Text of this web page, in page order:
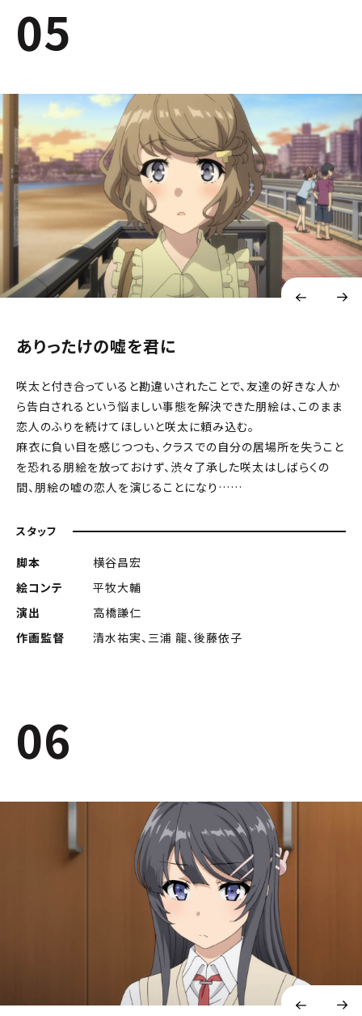
05
ありったけの嘘を君に
咲太と付き合っていると勘違いされたことで、友達の好きな人か
ら告白されるという悩ましい事態を解決できた朋絵は、このまま
恋人のふりを続けてほしいと咲太に頼み込む。
麻衣に負い目を感じつつも、クラスでの自分の居場所を失うこと
を恐れる朋絵を放っておけず、渋々了承した咲太はしばらくの
間、朋絵の嘘の恋人を演じることになり……
スタッフ
脚本
横谷昌宏
絵コンテ
平牧大輔
演出
高橋謙仁
作画監督
清水祐実、三浦 龍、後藤依子
06